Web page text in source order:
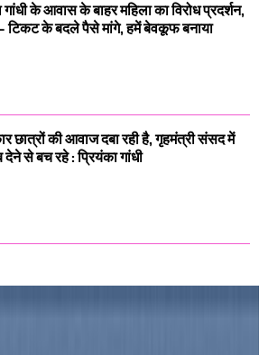
गांधी के आवास के बाहर महिला का विरोध प्रदर्शन,
टिकट के बदले पैसे मांगे, हमें बेवकूफ बनाया
छात्रों की आवाज दबा रही है, गृहमंत्री संसद में
देने से बच रहे : प्रियंका गांधी